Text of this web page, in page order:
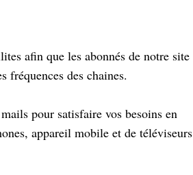
afin que les abonnés de notre site
fréquences des chaines.
pour satisfaire vos besoins en
appareil mobile et de téléviseurs